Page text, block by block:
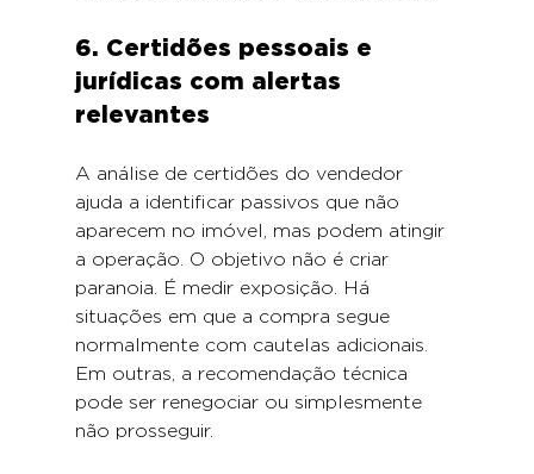
6. Certidões pessoais e
jurídicas com alertas
relevantes
A análise de certidões do vendedor
ajuda a identificar passivos que não
aparecem no imóvel, mas podem atingir
a operação. O objetivo não é criar
paranoia. É medir exposição. Há
situações em que a compra segue
normalmente com cautelas adicionais.
Em outras, a recomendação técnica
pode ser renegociar ou simplesmente
não prosseguir.